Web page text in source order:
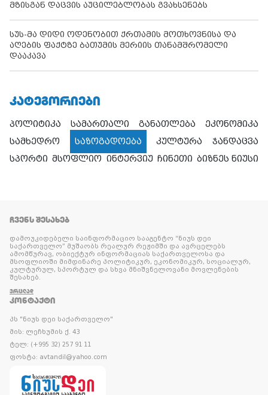
მზისგან დაცვის აუცილებლობას გვახსენებს
სუს-მა დიდი ოდენობით ქრთამის მოთხოვნისა და
აღების ფაქტზე ბათუმის მერიის თანამშრომელი
დააკავა
ᲙᲐᲢᲔᲒᲝᲠᲘᲔᲑᲘ
პოლიტიკა სამართალი განათლება
ეკონომიკა
სამხედრო
საზოგადოება კულტურა
ჯანდაცვა
სპორტი მსოფლიო ინტერვიუ ჩინეთი ბიზნეს ნიუსი
ᲩᲕᲔᲜᲡ ᲨᲔᲡᲐᲮᲔᲑ
დამოუკიდებელი საინფორმაციო სააგენტო “ნიუს დეი
საქართველო” მუშაობს რეალურ რეჟიმში და ავრცელებს
ამომწურავ, ობიექტურ ინფორმაციას საქართველოსა და
მსოფლიოში მიმდინარე პოლიტიკურ, ეკონომიკურ, სოციალურ,
კულტურულ, სპორტულ და სხვა მნიშვნელოვანი მოვლენების
შესახებ.
ᲕᲠᲪᲚᲐᲓ
ᲙᲝᲜᲢᲐᲥᲢᲘ
პს "ნიუს დეი საქართველო"
მის: ლეჩხუმის ქ. 43
ტელ: (+995 32) 257 91 11
ფოსტა: avtandil@yahoo.com